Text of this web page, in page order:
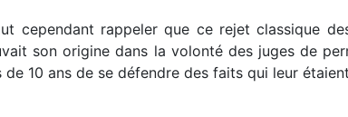
cependant rappeler que ce rejet classique
son origine dans la volonté des juges de
de 10 ans de se défendre des faits qui leur